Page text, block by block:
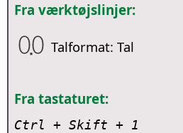
Fra værktøjslinjer:
Talformat: Tal
Fra tastaturet:
Ctrl + Skift + 1